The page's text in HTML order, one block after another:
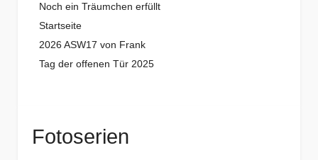
Noch ein Träumchen erfüllt
Startseite
2026 ASW17 von Frank
Tag der offenen Tür 2025
Fotoserien